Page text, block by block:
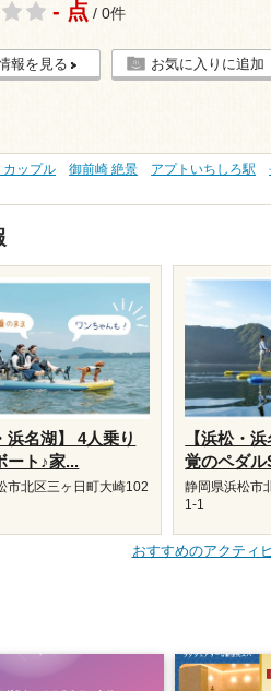
- 点 / 0件
報を見る お気に入りに追加
カップル 御前崎 絶景 アプトいちしろ駅
浜名湖】 4人乗り
ート♪家...
市北区三ヶ日町大崎102
【浜松・
覚のペダル
静岡県浜松市
1-1
おすすめのアクティ